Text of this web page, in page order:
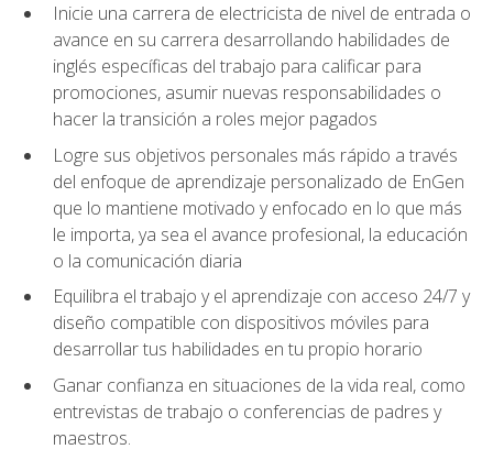
Inicie una carrera de electricista de nivel de entrada o
avance en su carrera desarrollando habilidades de
inglés específicas del trabajo para calificar para
promociones, asumir nuevas responsabilidades o
hacer la transición a roles mejor pagados
Logre sus objetivos personales más rápido a través
del enfoque de aprendizaje personalizado de EnGen
que lo mantiene motivado y enfocado en lo que más
le importa, ya sea el avance profesional, la educación
o la comunicación diaria
Equilibra el trabajo y el aprendizaje con acceso 24/7 y
diseño compatible con dispositivos móviles para
desarrollar tus habilidades en tu propio horario
Ganar confianza en situaciones de la vida real, como
entrevistas de trabajo o conferencias de padres y
maestros.